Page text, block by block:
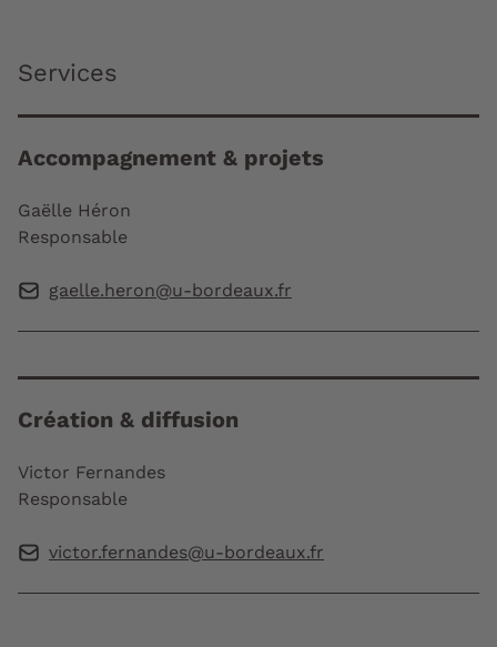
Services
Accompagnement & projets
Gaëlle Héron
Responsable
gaelle.heron@u-bordeaux.fr
Création & diffusion
Victor Fernandes
Responsable
victor.fernandes@u-bordeaux.fr